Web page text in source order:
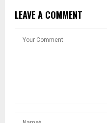
LEAVE A COMMENT